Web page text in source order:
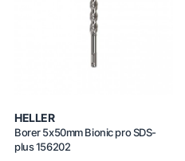
HELLER
Borer 5x50mm Bionic pro SDS-
plus 156202